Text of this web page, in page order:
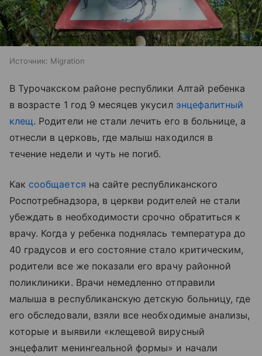
Источник: Migration
В Турочакском районе республики Алтай ребенка
в возрасте 1 год 9 месяцев укусил энцефалитный
клещ. Родители не стали лечить его в больнице, а
отнесли в церковь, где малыш находился в
течение недели и чуть не погиб.
Как сообщается на сайте республиканского
Роспотребнадзора, в церкви родителей не стали
убеждать в необходимости срочно обратиться к
врачу. Когда у ребенка поднялась температура до
40 градусов и его состояние стало критическим,
родители все же показали его врачу районной
поликлиники. Врачи немедленно отправили
малыша в республиканскую детскую больницу, где
его обследовали, взяли все необходимые анализы,
которые и выявили «клещевой вирусный
энцефалит менингеальной формы» и начали